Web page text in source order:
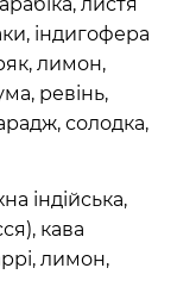
індигофера
лимон,
ревінь,
солодка,
індійська,
кава
лимон,